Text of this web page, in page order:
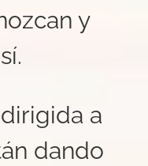
y
a
dando